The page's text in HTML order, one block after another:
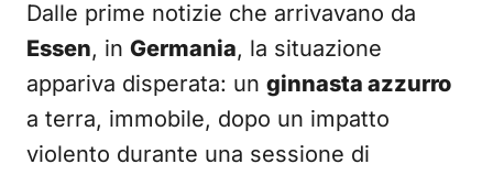
Dalle prime notizie che arrivavano da
Essen, in Germania, la situazione
appariva disperata: un ginnasta azzurro
a terra, immobile, dopo un impatto
violento durante una sessione di